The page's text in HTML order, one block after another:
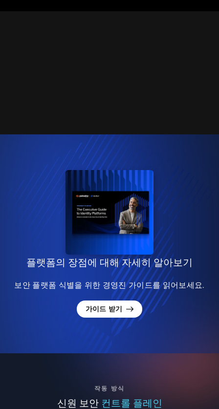
플랫폼의 장점에 대해 자세히 알아보기
보안 플랫폼 식별을 위한 경영진 가이드를 읽어보세요.
가이드 받기
작동 방식
신원 보안 컨트롤 플레인